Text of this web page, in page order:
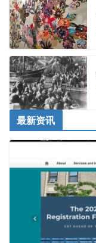
最新资讯